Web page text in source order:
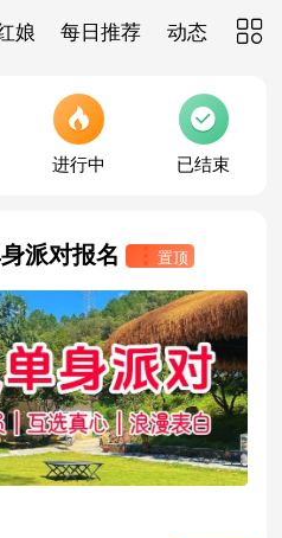
娘 每日推荐 动态 推广


进行中

已结束
派对报名  置顶